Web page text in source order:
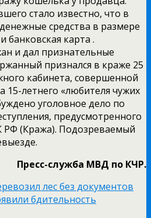
стало известно, что в
средства в размере
банковская карта .
и дал признательные
признался в краже 25
кабинета, совершенной
15­-летнего «любителя чужих
уголовное дело по
предусмотренного
РФ (Кража). Подозреваемый
Пресс-­служба МВД по КЧР.
лес без документов
бдительность